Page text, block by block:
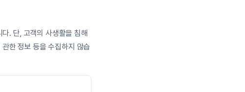
. 단, 고객의 사생활을 침해
한 정보 등을 수집하지 않습